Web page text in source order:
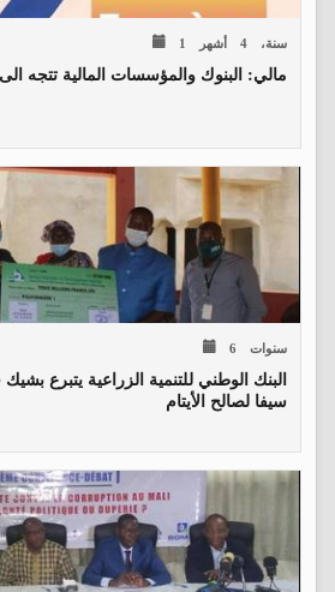
1 سنة، 4 أشهر
مالي: البنوك والمؤسسات المالية تتجه
6 سنوات
سيفا لصالح الأيتام